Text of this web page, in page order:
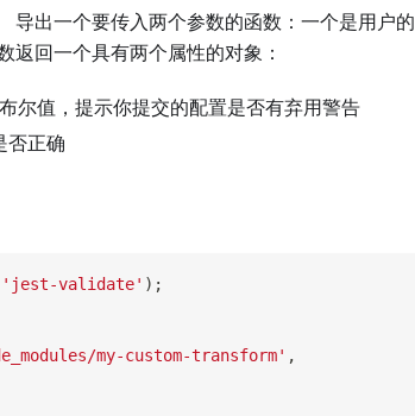
导出一个要传入两个参数的函数：一个是用户
返回一个具有两个属性的对象：
布尔值，提示你提交的配置是否有弃用警告
否正确
'jest-validate' ) ;
my-custom-transform' ,